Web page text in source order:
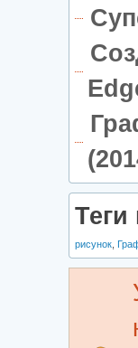
Теги
рисунок